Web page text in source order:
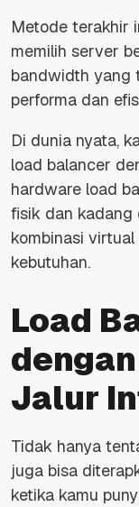
Metode terakhir
memilih server
bandwidth yang
performa dan
Di dunia nyata,
load balancer
hardware load
fisik dan kadang
kombinasi
kebutuhan.
Load
Jalur
Tidak hanya
juga bisa
ketika kamu